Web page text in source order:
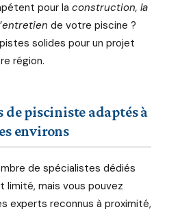
pour la construction, la
entretien de votre piscine ?
solides pour un projet
région.
de pisciniste adaptés à
environs
de spécialistes dédiés
limité, mais vous pouvez
experts reconnus à proximité,